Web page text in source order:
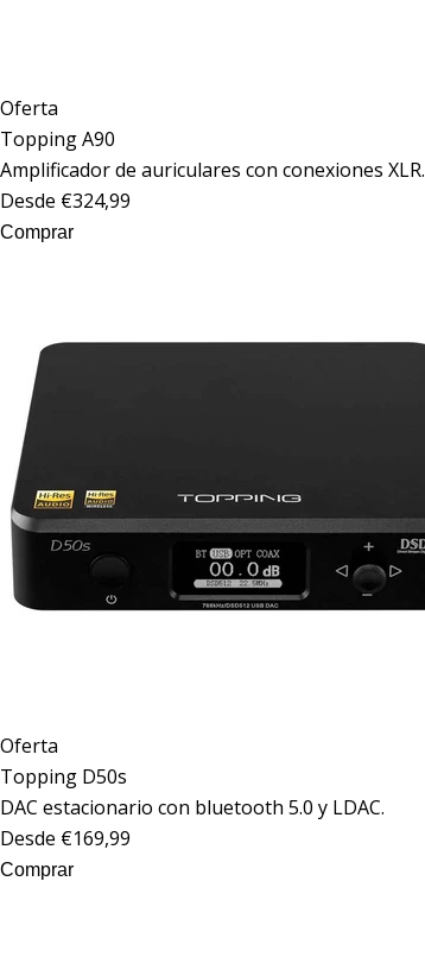
Oferta
ToppingA90
Amplificador de auriculares con conexiones XLR.
Desde €324,99
Comprar
Oferta
Topping D50s
DAC estacionario con bluetooth 5.0 y LDAC.
Desde €169,99
Comprar